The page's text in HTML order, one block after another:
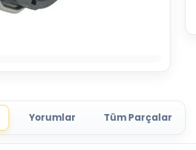
Yorumlar Tüm Parçalar